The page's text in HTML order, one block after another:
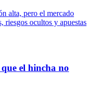
alta, pero el mercado
riesgos ocultos y apuestas
el hincha no